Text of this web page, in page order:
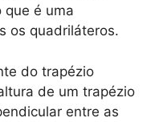
que é uma
os quadriláteros.
do trapézio
de um trapézio
entre as